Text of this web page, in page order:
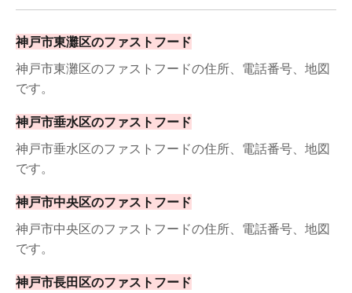
神戸市東灘区のファストフード
神戸市東灘区のファストフードの住所、電話番号、地図
です。
神戸市垂水区のファストフード
神戸市垂水区のファストフードの住所、電話番号、地図
です。
神戸市中央区のファストフード
神戸市中央区のファストフードの住所、電話番号、地図
です。
神戸市長田区のファストフード